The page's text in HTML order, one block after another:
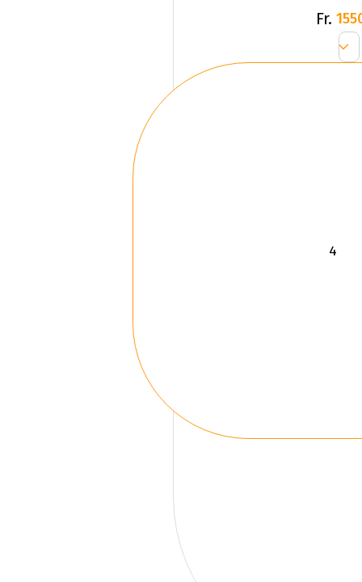
Fr.